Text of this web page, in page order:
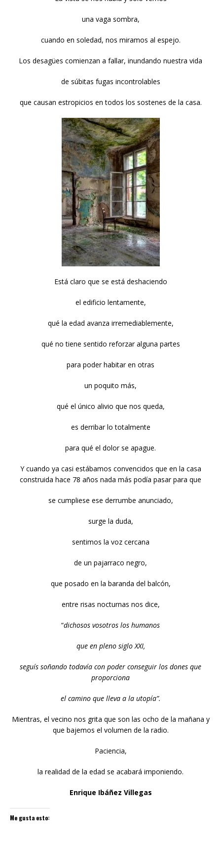
una vaga sombra,
cuando en soledad, nos miramos al espejo.
Los desagües comienzan a fallar, inundando nuestra vida
de súbitas fugas incontrolables
que causan estropicios en todos los sostenes de la casa.
Está claro que se está deshaciendo
el edificio lentamente,
qué la edad avanza irremediablemente,
qué no tiene sentido reforzar alguna partes
para poder habitar en otras
un poquito más,
qué el único alivio que nos queda,
es derribar lo totalmente
para qué el dolor se apague.
Y cuando ya casi estábamos convencidos que en la casa
construida hace 78 años nada más podía pasar para que
se cumpliese ese derrumbe anunciado,
surge la duda,
sentimos la voz cercana
de un pajarraco negro,
que posado en la baranda del balcón,
entre risas nocturnas nos dice,
“dichosos vosotros los humanos
que en pleno siglo XXI,
seguís soñando todavía con poder conseguir los dones que
proporciona
el camino que lleva a la utopía”.
Mientras, el vecino nos grita que son las ocho de la mañana y
que bajemos el volumen de la radio.
Paciencia,
la realidad de la edad se acabará imponiendo.
Enrique Ibáñez Villegas
Me gusta esto: